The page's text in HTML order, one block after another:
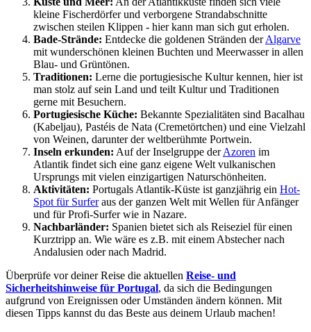
kleine Fischerdörfer und verborgene Strandabschnitte
zwischen steilen Klippen - hier kann man sich gut erholen.
Bade-Strände: Entdecke die goldenen Stränden derAlgarve
mit wunderschönen kleinen Buchten und Meerwasser in allen
Blau- und Grüntönen.
Traditionen: Lerne die portugiesische Kultur kennen, hier ist
man stolz auf sein Land und teilt Kultur und Traditionen
gerne mit Besuchern.
Portugiesische Küche: Bekannte Spezialitäten sind Bacalhau
(Kabeljau), Pastéis de Nata (Cremetörtchen) und eine Vielzahl
von Weinen, darunter der weltberühmte Portwein.
Inseln erkunden: Auf der Inselgruppe derAzoren im
Atlantik findet sich eine ganz eigene Welt vulkanischen
Ursprungs mit vielen einzigartigen Naturschönheiten.
Aktivitäten: Portugals Atlantik-Küste ist ganzjährig ein Hot-
Spot für Surferaus der ganzen Welt mit Wellen für Anfänger
und für Profi-Surfer wie in Nazare.
Nachbarländer: Spanien bietet sich als Reiseziel für einen
Kurztripp an. Wie wäre es z.B. mit einem Abstecher nach
Andalusien oder nach Madrid.
Überprüfe vor deiner Reise die aktuellen Reise- und
Sicherheitshinweise für Portugal, da sich die Bedingungen
aufgrund von Ereignissen oder Umständen ändern können. Mit
diesen Tipps kannst du das Beste aus deinem Urlaub machen!